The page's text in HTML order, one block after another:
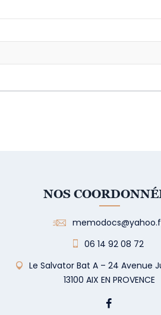
NOS
06 14 92 08 72
Le Salvator Bat A – 24 Avenue
13100 AIX EN PROVENCE